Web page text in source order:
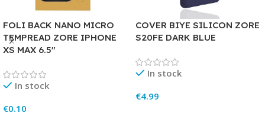
FOLI BACK NANO MICRO
TEMPREAD ZORE IPHONE
XS MAX 6.5″
In stock
€0.10
COVER BIYE SILICON ZORE
S20FE DARK BLUE
In stock
€4.99